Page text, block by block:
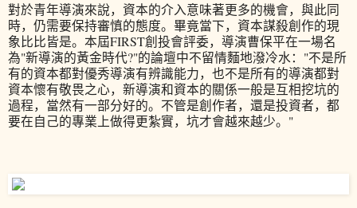
對於青年導演來說，資本的介入意味著更多的機會，與此同
時，仍需要保持審慎的態度。畢竟當下，資本謀殺創作的現
象比比皆是。本屆FIRST創投會評委，導演曹保平在一場名
為"新導演的黃金時代?"的論壇中不留情麵地潑冷水："不是所
有的資本都對優秀導演有辨識能力，也不是所有的導演都對
資本懷有敬畏之心，新導演和資本的關係一般是互相挖坑的
過程，當然有一部分好的。不管是創作者，還是投資者，都
要在自己的專業上做得更紮實，坑才會越來越少。"